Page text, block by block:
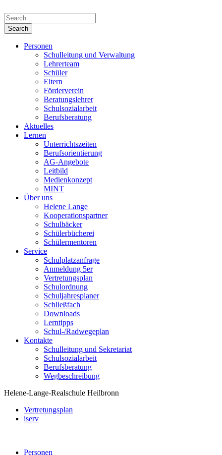
Personen
Schulleitung und Verwaltung
Lehrerteam
Schüler
Eltern
Förderverein
Beratungslehrer
Schulsozialarbeit
Berufsberatung
Aktuelles
Lernen
Unterrichtszeiten
Berufsorientierung
AG-Angebote
Leitbild
Medienkonzept
MINT
Über uns
Helene Lange
Kooperationspartner
Schulbäcker
Schülerbücherei
Schülermentoren
Service
Schulplatzanfrage
Anmeldung 5er
Vertretungsplan
Schulordnung
Schuljahresplaner
Schließfach
Downloads
Lerntipps
Schul-/Radwegeplan
Kontakte
Schulleitung und Sekretariat
Schulsozialarbeit
Berufsberatung
Wegbeschreibung
Helene-Lange-Realschule Heilbronn
Vertretungsplan
iserv
Personen